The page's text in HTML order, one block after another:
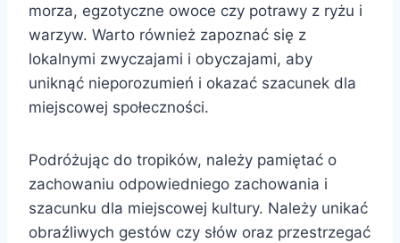
morza, egzotyczne owoce czy potrawy z ryżu i
warzyw. Warto również zapoznać się z
lokalnymi zwyczajami i obyczajami, aby
uniknąć nieporozumień i okazać szacunek dla
miejscowej społeczności.
Podróżując do tropików, należy pamiętać o
zachowaniu odpowiedniego zachowania i
szacunku dla miejscowej kultury. Należy unikać
obraźliwych gestów czy słów oraz przestrzegać